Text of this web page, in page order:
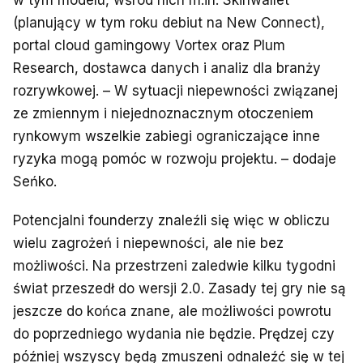
(planujący w tym roku debiut na New Connect),
portal cloud gamingowy Vortex oraz Plum
Research, dostawca danych i analiz dla branży
rozrywkowej. – W sytuacji niepewności związanej
ze zmiennym i niejednoznacznym otoczeniem
rynkowym wszelkie zabiegi ograniczające inne
ryzyka mogą pomóc w rozwoju projektu. – dodaje
Seńko.
Potencjalni founderzy znaleźli się więc w obliczu
wielu zagrożeń i niepewności, ale nie bez
możliwości. Na przestrzeni zaledwie kilku tygodni
świat przeszedł do wersji 2.0. Zasady tej gry nie są
jeszcze do końca znane, ale możliwości powrotu
do poprzedniego wydania nie będzie. Prędzej czy
później wszyscy będą zmuszeni odnaleźć się w tej